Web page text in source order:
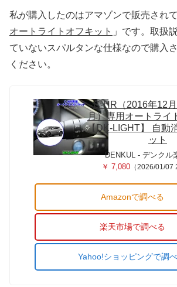
私が購入したのはアマゾンで販売され
オートライトオフキット 」です。取扱
ていないスパルタンな仕様なので購入
ください。
C-HR（2016年12
月）専用オートライ
【DK-LIGHT】 自動
ット
DENKUL - デンクル
￥ 7,080（2026/01/07
Amazonで調べる
楽天市場で調べる
Yahoo!ショッピングで調